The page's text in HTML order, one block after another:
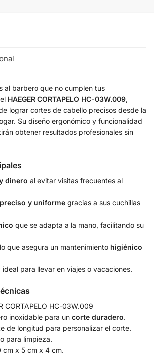
al barbero que no cumplen tus
HAEGER CORTAPELO HC-03W.009,
lograr cortes de cabello precisos desde la
Su diseño ergonómico y funcionalidad
obtener resultados profesionales sin
dinero al evitar visitas frecuentes al
y uniforme gracias a sus cuchillas
que se adapta a la mano, facilitando su
que asegura un mantenimiento higiénico
para llevar en viajes o vacaciones.
CORTAPELO HC-03W.009
inoxidable para un corte duradero.
de longitud para personalizar el corte.
para limpieza.
cm x 5 cm x 4 cm.